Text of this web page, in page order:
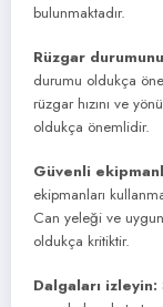
bulunmaktadır.
Rüzgar
durumu oldukça
rüzgar hızını ve
oldukça önemlidir.
Güvenli
ekipmanları
Can yeleği ve
oldukça kritiktir.
Dalgaları izleyin: